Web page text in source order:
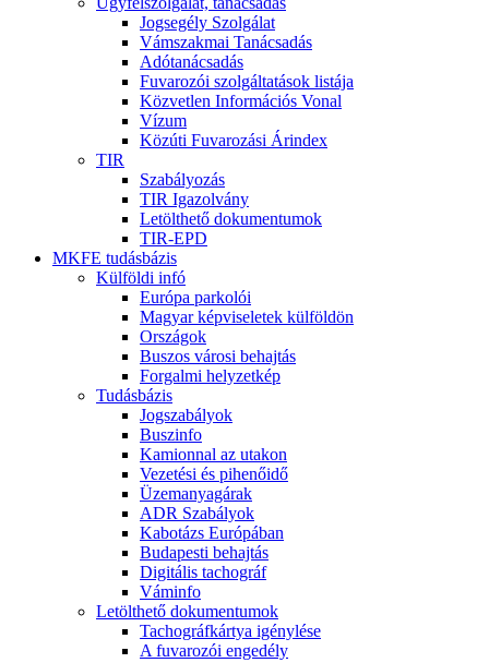
Jogsegély Szolgálat
Vámszakmai Tanácsadás
Adótanácsadás
Fuvarozói szolgáltatások listája
Közvetlen Információs Vonal
Vízum
Közúti Fuvarozási Árindex
TIR
Szabályozás
TIR Igazolvány
Letölthető dokumentumok
TIR-EPD
MKFE tudásbázis
Külföldi infó
Európa parkolói
Magyar képviseletek külföldön
Országok
Buszos városi behajtás
Forgalmi helyzetkép
Tudásbázis
Jogszabályok
Buszinfo
Kamionnal az utakon
Vezetési és pihenőidő
Üzemanyagárak
ADR Szabályok
Kabotázs Európában
Budapesti behajtás
Digitális tachográf
Váminfo
Letölthető dokumentumok
Tachográfkártya igénylése
A fuvarozói engedély